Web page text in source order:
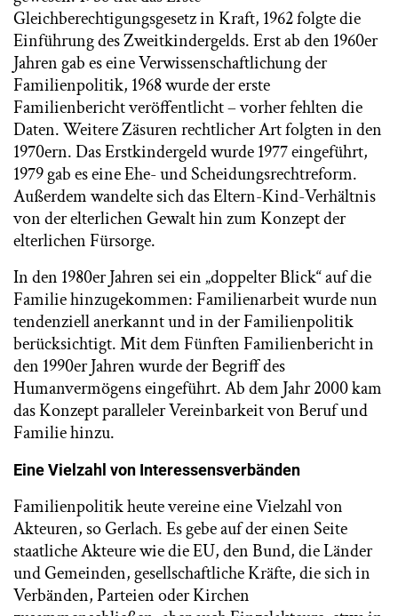
Gleichberechtigungsgesetz in Kraft, 1962 folgte die
Einführung des Zweitkindergelds. Erst ab den 1960er
Jahren gab es eine Verwissenschaftlichung der
Familienpolitik, 1968 wurde der erste
Familienbericht veröffentlicht – vorher fehlten die
Daten. Weitere Zäsuren rechtlicher Art folgten in den
1970ern. Das Erstkindergeld wurde 1977 eingeführt,
1979 gab es eine Ehe- und Scheidungsrechtreform.
Außerdem wandelte sich das Eltern-Kind-Verhältnis
von der elterlichen Gewalt hin zum Konzept der
elterlichen Fürsorge.
In den 1980er Jahren sei ein „doppelter Blick“ auf die
Familie hinzugekommen: Familienarbeit wurde nun
tendenziell anerkannt und in der Familienpolitik
berücksichtigt. Mit dem Fünften Familienbericht in
den 1990er Jahren wurde der Begriff des
Humanvermögens eingeführt. Ab dem Jahr 2000 kam
das Konzept paralleler Vereinbarkeit von Beruf und
Familie hinzu.
Eine Vielzahl von Interessensverbänden
Familienpolitik heute vereine eine Vielzahl von
Akteuren, so Gerlach. Es gebe auf der einen Seite
staatliche Akteure wie die EU, den Bund, die Länder
und Gemeinden, gesellschaftliche Kräfte, die sich in
Verbänden, Parteien oder Kirchen